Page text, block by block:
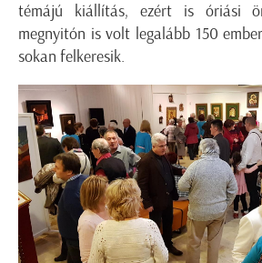
témájú kiállítás, ezért is óriási
megnyitón is volt legalább 150
sokan felkeresik.